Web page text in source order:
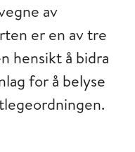
av
er en av tre
hensikt å bidra
for å belyse